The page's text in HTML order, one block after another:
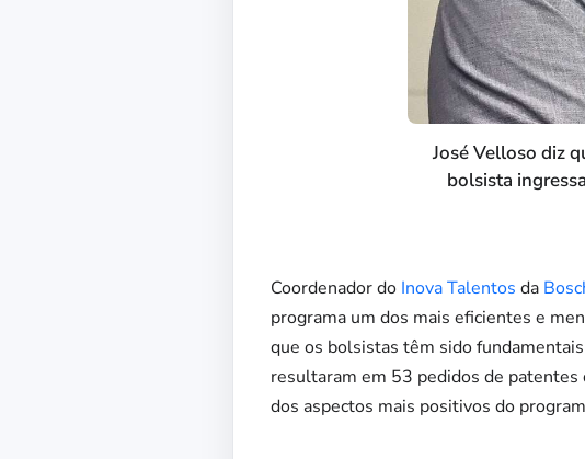
José Velloso diz
bolsista
Coordenador do Inova Talentos da
programa um dos mais eficientes e
que os bolsistas têm sido
resultaram em 53 pedidos de patentes
dos aspectos mais positivos do